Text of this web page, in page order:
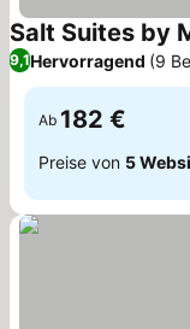
Salt Suites by
9,1Hervorragend (9
Ab 182 €
Preise von 5